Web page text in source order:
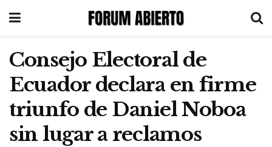
Consejo Electoral de
Ecuador declara en firme
triunfo de Daniel Noboa
sin lugar a reclamos